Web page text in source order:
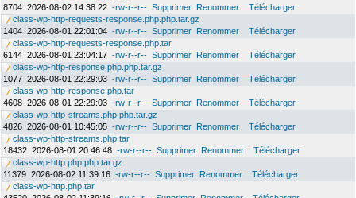
8704 2026-08-02 14:38:22 -rw-r--r-- Supprimer Renommer
Télécharger
class-wp-http-requests-response.php.php.tar.gz
1404 2026-08-01 22:01:04 -rw-r--r-- Supprimer Renommer
Télécharger
class-wp-http-requests-response.php.tar
6144 2026-08-01 23:04:17 -rw-r--r-- Supprimer Renommer
Télécharger
class-wp-http-response.php.php.tar.gz
1077 2026-08-01 22:29:03 -rw-r--r-- Supprimer Renommer
Télécharger
class-wp-http-response.php.tar
4608 2026-08-01 22:29:03 -rw-r--r-- Supprimer Renommer
Télécharger
class-wp-http-streams.php.php.tar.gz
4826 2026-08-01 10:45:05 -rw-r--r-- Supprimer Renommer
Télécharger
class-wp-http-streams.php.tar
18432 2026-08-01 20:46:48 -rw-r--r-- Supprimer Renommer
Télécharger
class-wp-http.php.php.tar.gz
11379 2026-08-02 11:39:16 -rw-r--r-- Supprimer Renommer
Télécharger
class-wp-http.php.tar